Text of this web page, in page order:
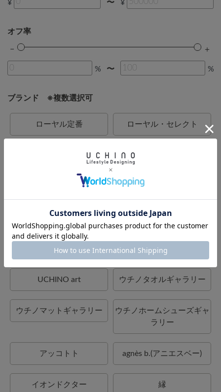
¥ 〜 ¥
オフ率
% 〜 %
ブランド ※複数選択可
ローヤル定番 ローヤル・セレクト
ブリティッシュカントリー
カラーデコール BATH DECOR
UCHINO UCHINO relax
UCHINO TOUCH UCHINO×mucava
UCHINO art ウチノタオルギャラリー
ウチノマットギャラリー
ウチノホームシューズギャ
ラリー
アッコトト agnès b.(アニエスベー)
イオンドクター 縁